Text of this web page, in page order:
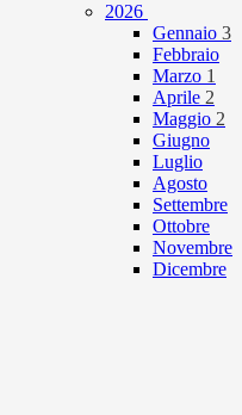
2026
Gennaio 3
Febbraio
Marzo 1
Aprile 2
Maggio 2
Giugno
Luglio
Agosto
Settembre
Ottobre
Novembre
Dicembre